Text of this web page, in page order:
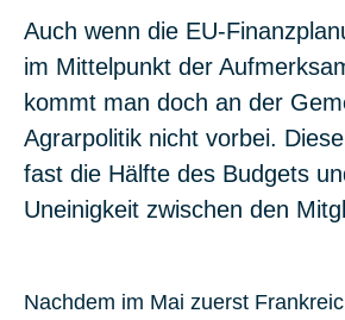
Auch wenn die EU-
im Mittelpunkt der
kommt man doch an der
Agrarpolitik nicht vorbei.
fast die Hälfte des Budgets
Uneinigkeit zwischen den
Nachdem im Mai zuerst